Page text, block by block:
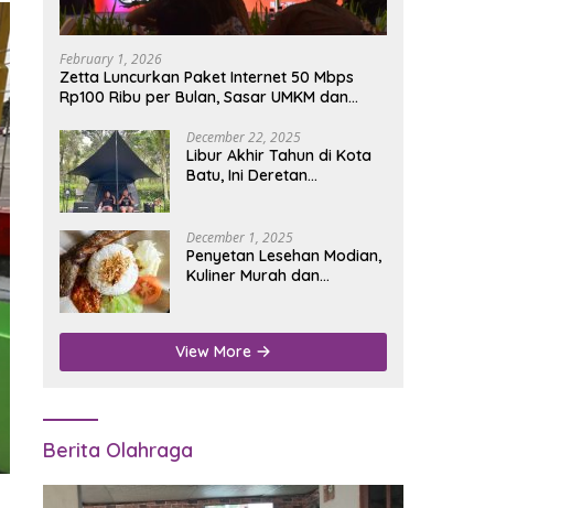
February 1, 2026
Zetta Luncurkan Paket Internet 50 Mbps
Rp100 Ribu per Bulan, Sasar UMKM dan
December 22, 2025
Libur Akhir Tahun di Kota
Batu, Ini Deretan
December 1, 2025
Penyetan Lesehan Modian,
Kuliner Murah dan
Nganjuk
View More
Berita Olahraga